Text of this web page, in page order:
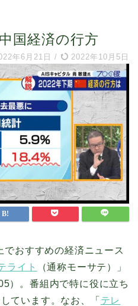
国経済の行方
年6月21日 / 2022年10月5日
おすすめの経済ニュース
ライト
（通称モーサテ）」
）。番組内で特に役に立ち
ています。なお、「 テレ